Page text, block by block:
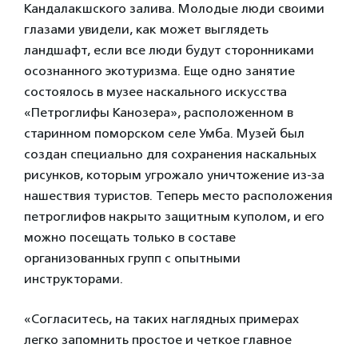
Кандалакшского залива. Молодые люди своими
глазами увидели, как может выглядеть
ландшафт, если все люди будут сторонниками
осознанного экотуризма. Еще одно занятие
состоялось в музее наскального искусства
«Петроглифы Канозера», расположенном в
старинном поморском селе Умба. Музей был
создан специально для сохранения наскальных
рисунков, которым угрожало уничтожение из-за
нашествия туристов. Теперь место расположения
петроглифов накрыто защитным куполом, и его
можно посещать только в составе
организованных групп с опытными
инструкторами.
«Согласитесь, на таких наглядных примерах
легко запомнить простое и четкое главное